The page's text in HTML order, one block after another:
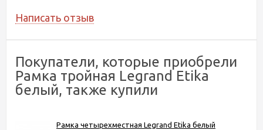
Написать отзыв
Покупатели, которые приобрели
Рамка тройная Legrand Etika
белый, также купили
Рамка четырехместная Legrand Etika белый